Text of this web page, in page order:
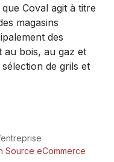
Coval agit à titre
magasins
des
au bois, au gaz et
de grils et
Source eCommerce